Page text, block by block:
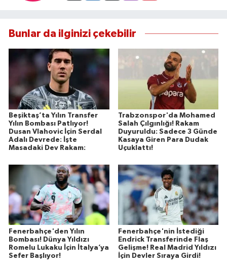
Bunlar da ilginizi çekebilir
Beşiktaş’ta Yılın Transfer
Yılın Bombası Patlıyor!
Dusan Vlahovic İçin Serdal
Adalı Devrede: İşte
Masadaki Dev Rakam:
Trabzonspor'da Mohamed
Salah Çılgınlığı! Rakam
Duyuruldu: Sadece 3 Günde
Kasaya Giren Para Dudak
Uçuklattı!
Fenerbahçe'den Yılın
Bombası! Dünya Yıldızı
Romelu Lukaku İçin İtalya’ya
Sefer Başlıyor!
Fenerbahçe'nin İstediği
Endrick Transferinde Flaş
Gelişme! Real Madrid Yıldızı
İçin Devler Sıraya Girdi!